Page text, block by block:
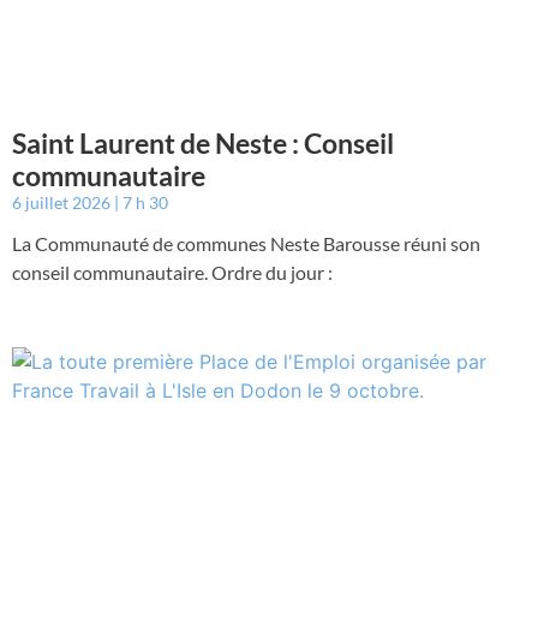
Saint Laurent de Neste : Conseil
communautaire
6 juillet 2026 7 h 30
La Communauté de communes Neste Barousse réuni son
conseil communautaire. Ordre du jour :